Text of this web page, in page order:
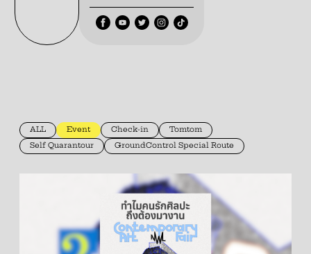
ALL Event Check-in
Tomtom
Self Quarantour
GroundControl Special Route